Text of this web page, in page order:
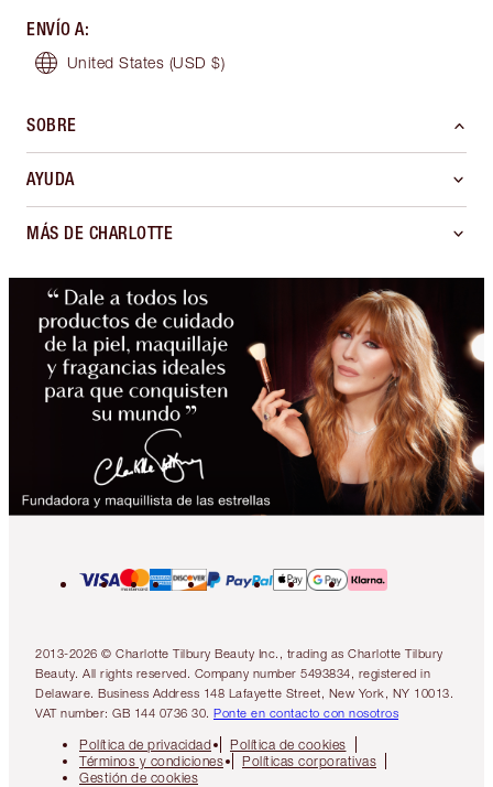
ENVÍO A:
United States (USD $)
SOBRE
AYUDA
MÁS DE CHARLOTTE
2013-2026 © Charlotte Tilbury Beauty Inc., trading as Charlotte Tilbury
Beauty. All rights reserved. Company number 5493834, registered in
Delaware. Business Address 148 Lafayette Street, New York, NY 10013.
VAT number: GB 144 0736 30. Ponte en contacto con nosotros
Política de privacidad
Política de cookies
Términos y condiciones
Políticas corporativas
Gestión de cookies